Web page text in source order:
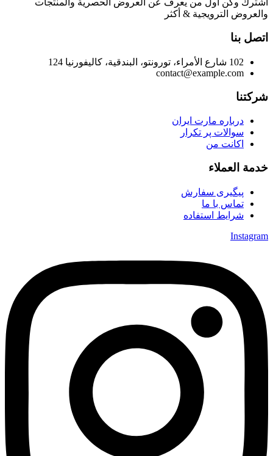
اشترك وكن أول من يعرف عن العروض الحصرية والمنتجات
والعروض الترويجية & أكثر
اتصل بنا
102 شارع الأمراء، تورونتو، البندقية، كاليفورنيا 124
contact@example.com
شركتنا
درباره مارت ایران
سوالات پر تکرار
اکانت من
خدمة العملاء
پیگیری سفارش
تماس با ما
شرایط استفاده
Instagram